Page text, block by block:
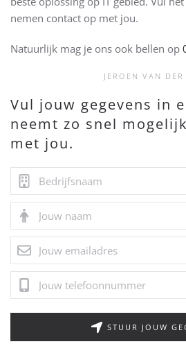
nemen contact op met jou.
Natuurlijk mag je ons ook bellen op
JEROEN VAN DER
Vul jouw gegevens in
neemt zo snel
met jou.
STUUR JOUW